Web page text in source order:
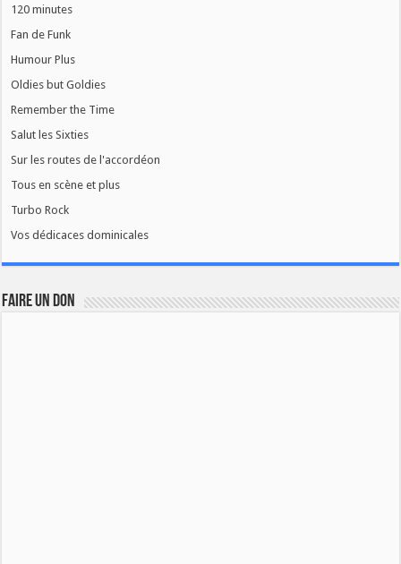
120 minutes
Fan de Funk
Humour Plus
Oldies but Goldies
Remember the Time
Salut les Sixties
Sur les routes de l'accordéon
Tous en scène et plus
Turbo Rock
Vos dédicaces dominicales
FAIRE UN DON